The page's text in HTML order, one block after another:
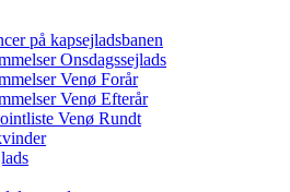
på kapsejladsbanen
Onsdagssejlads
Venø Forår
Venø Efterår
Venø Rundt